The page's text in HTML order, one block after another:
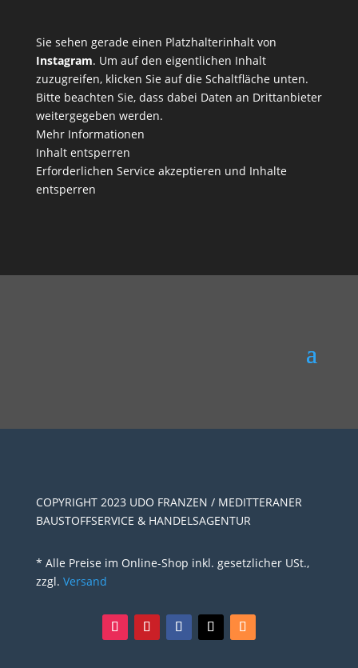
Sie sehen gerade einen Platzhalterinhalt von
Instagram. Um auf den eigentlichen Inhalt
zuzugreifen, klicken Sie auf die Schaltfläche unten.
Bitte beachten Sie, dass dabei Daten an Drittanbieter
weitergegeben werden.
Mehr Informationen
Inhalt entsperren
Erforderlichen Service akzeptieren und Inhalte
entsperren
COPYRIGHT 2023 UDO FRANZEN / MEDITTERANER
BAUSTOFFSERVICE & HANDELSAGENTUR
* Alle Preise im Online-Shop inkl. gesetzlicher USt.,
zzgl. Versand